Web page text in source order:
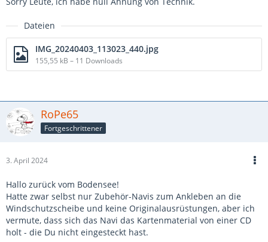
Dateien
IMG_20240403_113023_440.jpg
155,55 kB – 11 Downloads
RoPe65
Fortgeschrittener
3. April 2024
Hallo zurück vom Bodensee!
Hatte zwar selbst nur Zubehör-Navis zum Ankleben an die
Windschutzscheibe und keine Originalausrüstungen, aber ich
vermute, dass sich das Navi das Kartenmaterial von einer CD
holt - die Du nicht eingesteckt hast.